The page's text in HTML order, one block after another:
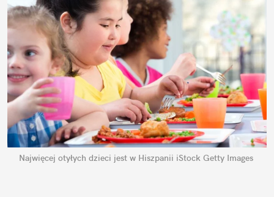
Najwięcej otyłych dzieci jest w Hiszpanii iStock Getty Images